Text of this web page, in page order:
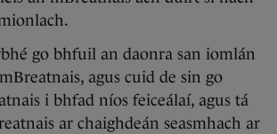
go bhfuil an daonra san iomlán
agus cuid de sin go
i bhfad níos feiceálaí, agus tá
ar chaighdeán seasmhach ar